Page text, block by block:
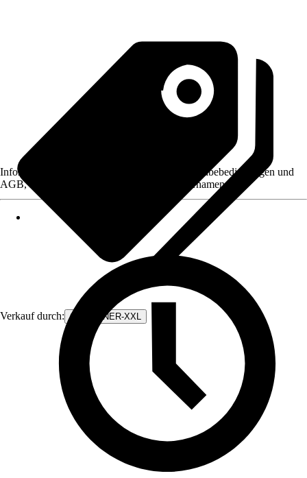
Verkauf durch: CONTAINER-XXL
Informationen des Verkäufers, wie z. B. Rückgabebedingungen und
AGB, finden Sie bei Klick auf den Verkäufernamen.